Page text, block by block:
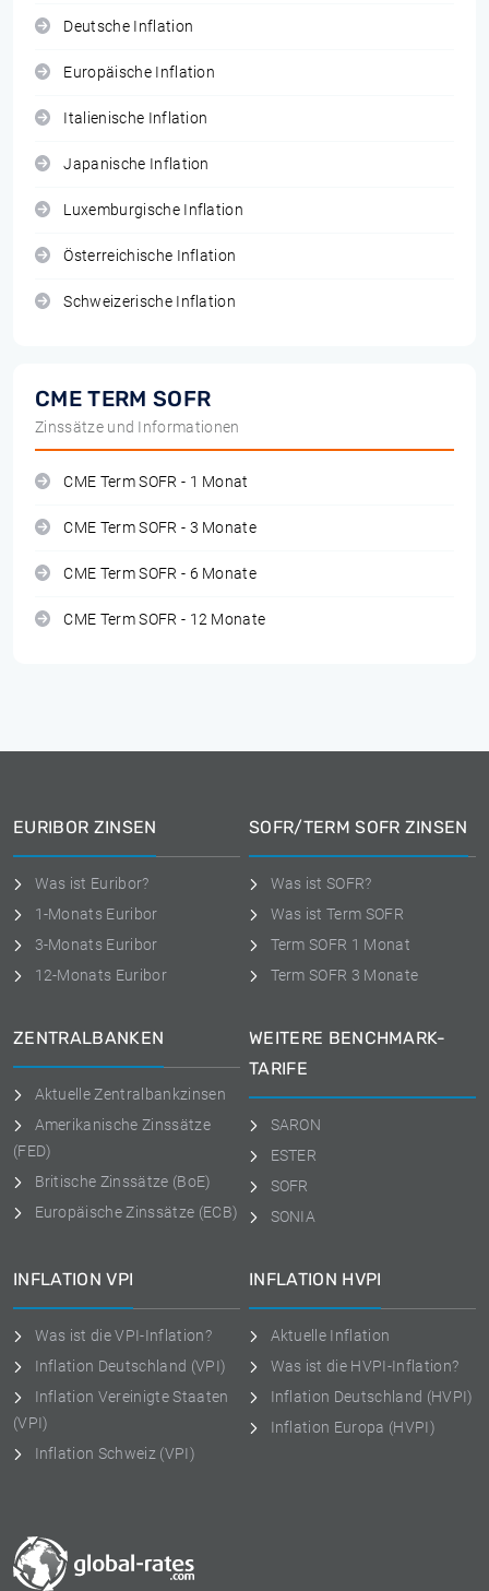
Deutsche Inflation
Europäische Inflation
Italienische Inflation
Japanische Inflation
Luxemburgische Inflation
Österreichische Inflation
Schweizerische Inflation
CME TERM SOFR
Zinssätze und Informationen
CME Term SOFR - 1 Monat
CME Term SOFR - 3 Monate
CME Term SOFR - 6 Monate
CME Term SOFR - 12 Monate
EURIBOR ZINSEN
Was ist Euribor?
1-Monats Euribor
3-Monats Euribor
12-Monats Euribor
SOFR/TERM SOFR ZINSEN
Was ist SOFR?
Was ist Term SOFR
Term SOFR 1 Monat
Term SOFR 3 Monate
ZENTRALBANKEN
Aktuelle Zentralbankzinsen
Amerikanische Zinssätze
(FED)
Britische Zinssätze (BoE)
Europäische Zinssätze (ECB)
WEITERE BENCHMARK-
TARIFE
SARON
ESTER
SOFR
SONIA
INFLATION VPI
Was ist die VPI-Inflation?
Inflation Deutschland (VPI)
Inflation Vereinigte Staaten
(VPI)
Inflation Schweiz (VPI)
INFLATION HVPI
Aktuelle Inflation
Was ist die HVPI-Inflation?
Inflation Deutschland (HVPI)
Inflation Europa (HVPI)